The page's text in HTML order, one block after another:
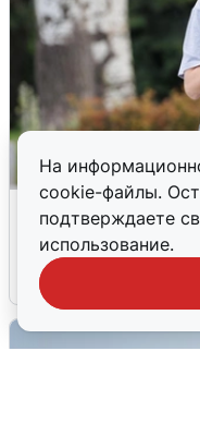
На
cookie-файлы.
подтверждаете
использование.
Волгоградцы
мобильного
6 августа